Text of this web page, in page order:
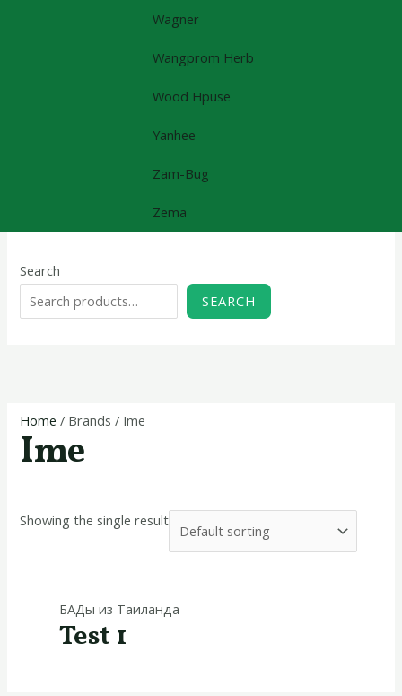
Wagner
Wangprom Herb
Wood Hpuse
Yanhee
Zam-Bug
Zema
Search
SEARCH
Home / Brands / Ime
Ime
Showing the single result
БАДы из Таиланда
Test 1